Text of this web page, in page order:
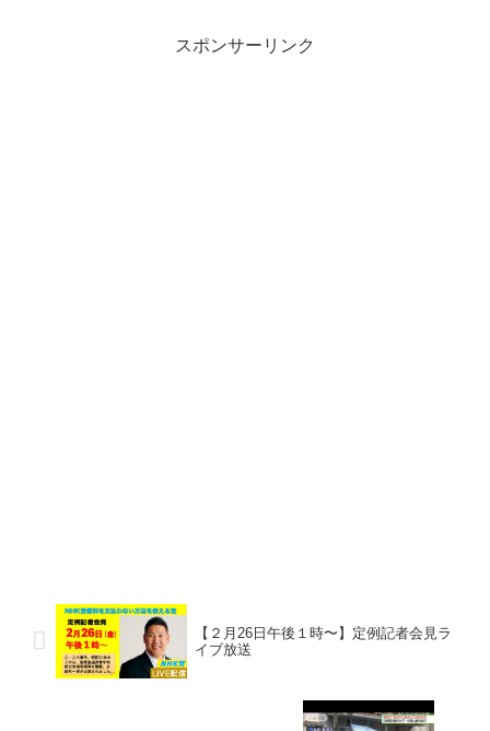
スポンサーリンク
【２月26日午後１時〜】定例記者会見ラ
イブ放送